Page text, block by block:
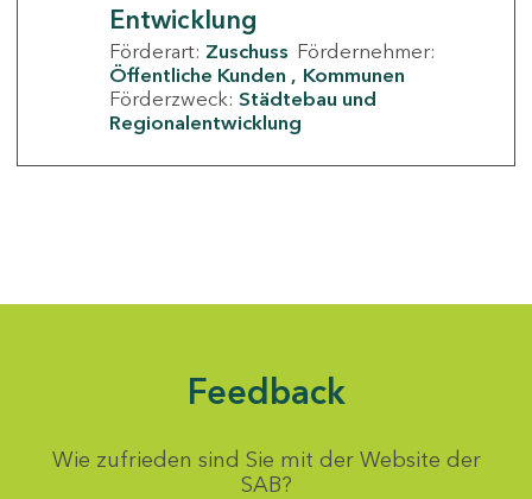
Entwicklung
Förderart: Zuschuss Fördernehmer:
Öffentliche Kunden
Kommunen
Förderzweck: Städtebau und
Regionalentwicklung
Feedback
Wie zufrieden sind Sie mit der Website der
SAB?